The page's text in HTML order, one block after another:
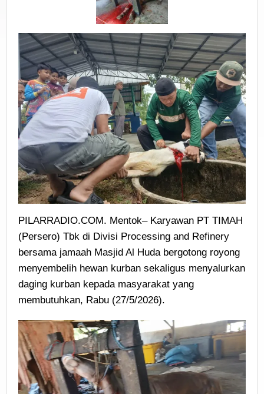
PILARRADIO.COM. Mentok– Karyawan PT TIMAH
(Persero) Tbk di Divisi Processing and Refinery
bersama jamaah Masjid Al Huda bergotong royong
menyembelih hewan kurban sekaligus menyalurkan
daging kurban kepada masyarakat yang
membutuhkan, Rabu (27/5/2026).